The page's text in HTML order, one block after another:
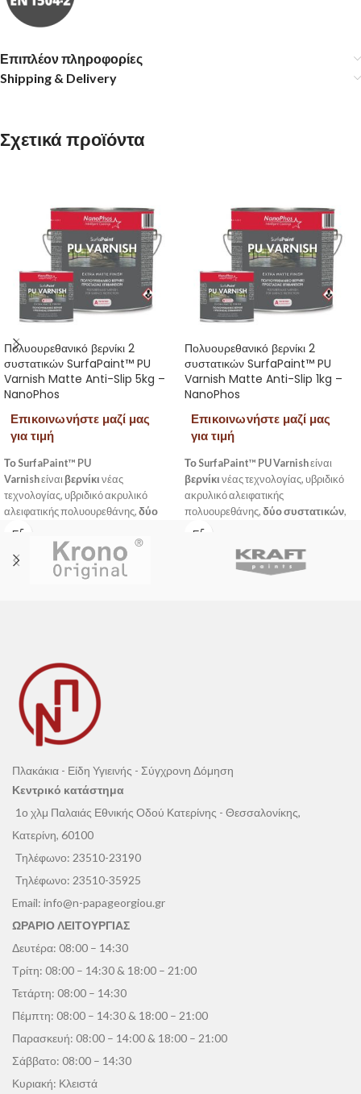
Επιπλέον πληροφορίες
Shipping & Delivery
Σχετικά προϊόντα
Πολυουρεθανικό βερνίκι 2
συστατικών SurfaPaint™ PU
Varnish Matte Anti-Slip 5kg –
NanoPhos
Επικοινωνήστε μαζί μας
για τιμή
Το SurfaPaint™ PU
Varnishείναι βερνίκι νέας
τεχνολογίας, υβριδικό ακρυλικό
αλειφατικής πολυουρεθάνης, δύο
συστατικών
φινίρισμα. Η ειδικά σχεδιασμένη
σύνθεσή του και τα UV φίλτρα που
περιέχει, προσφέρουν μακροχρόνια
ταυτόχρονα ελαστική μεμβράνη που
ενισχύει σημαντικά τις μηχανικές
αντοχές της επιφάνειας.
Πολυουρεθανικό βερνίκι 2
συστατικών SurfaPaint™ PU
Varnish Matte Anti-Slip 1kg –
NanoPhos
Επικοινωνήστε μαζί μας
για τιμή
Το SurfaPaint™ PU Varnishείναι
βερνίκι νέας τεχνολογίας, υβριδικό
ακρυλικό αλειφατικής
πολυουρεθάνης, δύο συστατικών,
διάφανο, με ματ φινίρισμα. Η ειδικά
φίλτρα που περιέχει, προσφέρουν
μακροχρόνια προστασία από την
Πλακάκια - Είδη Υγιεινής - Σύγχρονη Δόμηση
Κεντρικό κατάστημα
1ο χλμ Παλαιάς Εθνικής Οδού Κατερίνης - Θεσσαλονίκης,
Κατερίνη, 60100
Τηλέφωνο: 23510-23190
Τηλέφωνο: 23510-35925
Email: info@n-papageorgiou.gr
ΩΡΑΡΙΟ ΛΕΙΤΟΥΡΓΙΑΣ
Δευτέρα: 08:00 – 14:30
Τρίτη: 08:00 – 14:30 & 18:00 – 21:00
Τετάρτη: 08:00 – 14:30
Πέμπτη: 08:00 – 14:30 & 18:00 – 21:00
Παρασκευή: 08:00 – 14:00 & 18:00 – 21:00
Σάββατο: 08:00 – 14:30
Κυριακή: Κλειστά